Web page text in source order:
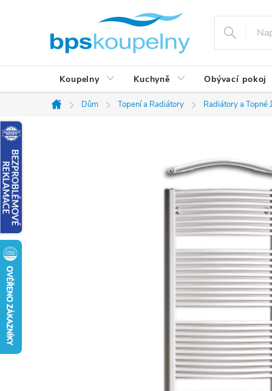
Koupelny Kuchyně Obývací pokoj
Domů
Dům Topení a Radiátory Radiátory a Topné